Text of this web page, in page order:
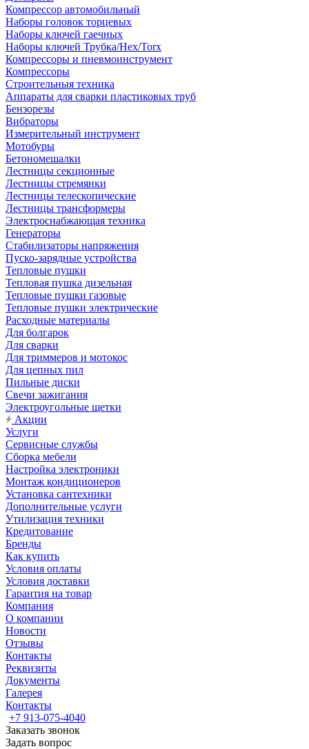
Компрессор автомобильный
Наборы головок торцевых
Наборы ключей гаечных
Наборы ключей Трубка/Hex/Torx
Компрессоры и пневмоинструмент
Компрессоры
Строительныя техника
Аппараты для сварки пластиковых труб
Бензорезы
Вибраторы
Измерительный инструмент
Мотобуры
Бетономешалки
Лестницы секционные
Лестницы стремянки
Лестницы телескопические
Лестницы трансформеры
Электроснабжающая техника
Генераторы
Стабилизаторы напряжения
Пуско-зарядные устройства
Тепловые пушки
Тепловая пушка дизельная
Тепловые пушки газовые
Тепловые пушки электрические
Расходные материалы
Для болгарок
Для сварки
Для триммеров и мотокос
Для цепных пил
Пильные диски
Свечи зажигания
Электроугольные щетки
Акции
Услуги
Сервисные службы
Сборка мебели
Настройка электроники
Монтаж кондиционеров
Установка сантехники
Дополнительные услуги
Утилизация техники
Кредитование
Бренды
Как купить
Условия оплаты
Условия доставки
Гарантия на товар
Компания
О компании
Новости
Отзывы
Контакты
Реквизиты
Документы
Галерея
Контакты
+7 913-075-4040
Заказать звонок
Задать вопрос